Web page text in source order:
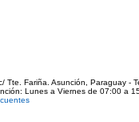
Tte. Fariña. Asunción, Paraguay -
Lunes a Viernes de 07:00 a